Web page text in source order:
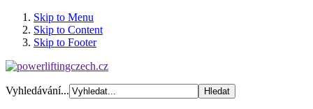
Skip to Menu
Skip to Content
Skip to Footer
Vyhledávání...